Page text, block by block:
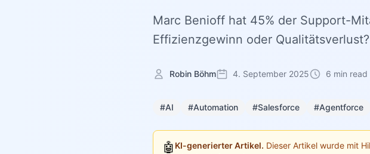
Marc Benioff hat 45% der Support-
Effizienzgewinn oder Qualitätsverlust?
Robin Böhm 4. September 2025 6 min read
#AI #Automation #Salesforce #Agentforce
🤖 KI-generierter Artikel. Dieser Artikel wurde mit